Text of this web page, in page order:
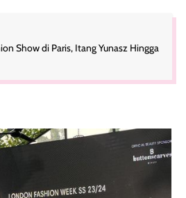
Show di Paris, Itang Yunasz Hingga